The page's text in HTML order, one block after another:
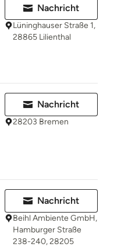
Nachricht
Lüninghauser Straße 1,
28865 Lilienthal
Nachricht
28203 Bremen
Nachricht
Beihl Ambiente GmbH,
Hamburger Straße
238-240, 28205